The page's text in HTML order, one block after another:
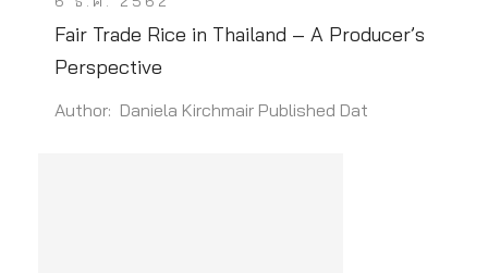
Fair Trade Rice in Thailand – A Producer’s
Perspective
Author: Daniela Kirchmair Published Dat